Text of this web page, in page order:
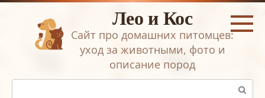
Перейти
Лео и Кос
Сайт про домашних питомцев:
уход за животными, фото и
описание пород
Поиск: